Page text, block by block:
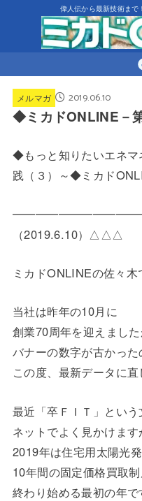
偉人伝から最新技術まで
メルマガ 2019.06.10
◆ミカドONLINE－
◆もっと知りたいエネ
践（３）～◆ミカド
（2019.6.10）△△△
ミカドONLINEの佐々木
当社は昨年の10月に
創業70周年を迎えまし
バナーの数字が古かった
この度、最新データに直
最近「卒ＦＩＴ」という
ネットでよく見かけます
2019年は住宅用太陽光
10年間の固定価格買取
終わり始める最初の年で